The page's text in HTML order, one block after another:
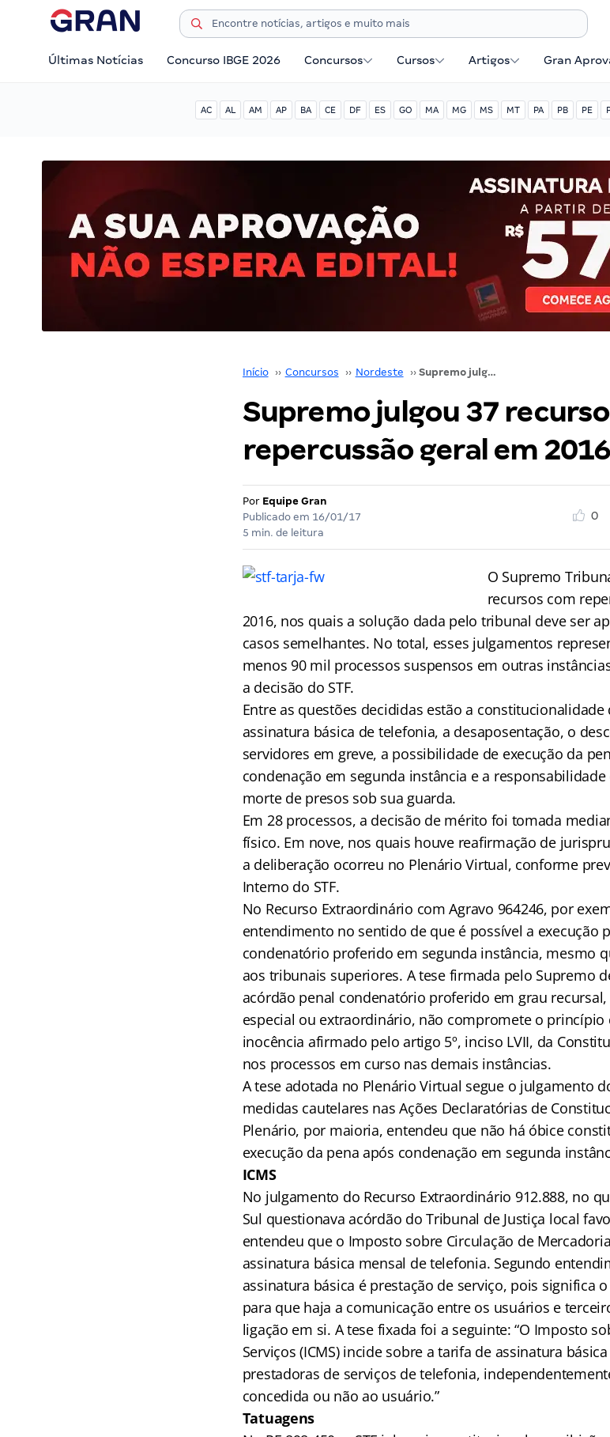
Últimas Notícias Concurso IBGE 2026 Concursos Cursos Artigos Gran
AC AL AM AP BA CE DF ES GO MA MG MS MT PA PB PE
Início ›› Concursos ›› Nordeste ›› Supremo julgou 37 recursos com repercussão geral em 2016
Supremo julgou 37
repercussão geral em 2016
Por Equipe Gran
Publicado em 16/01/17
5 min. de leitura
0
O Supremo
recursos com
2016, nos quais a solução dada pelo tribunal deve ser
casos semelhantes. No total, esses julgamentos
menos 90 mil processos suspensos em outras
a decisão do STF.
Entre as questões decididas estão a constitucionalidade
assinatura básica de telefonia, a desaposentação, o
servidores em greve, a possibilidade de execução da
condenação em segunda instância e a
morte de presos sob sua guarda.
Em 28 processos, a decisão de mérito foi tomada
físico. Em nove, nos quais houve reafirmação de
a deliberação ocorreu no Plenário Virtual, conforme
Interno do STF.
No Recurso Extraordinário com Agravo 964246, por
entendimento no sentido de que é possível a execução
condenatório proferido em segunda instância, mesmo
aos tribunais superiores. A tese firmada pelo Supremo
acórdão penal condenatório proferido em grau
especial ou extraordinário, não compromete o
inocência afirmado pelo artigo 5º, inciso LVII, da
nos processos em curso nas demais instâncias.
A tese adotada no Plenário Virtual segue o julgamento
medidas cautelares nas Ações Declaratórias de
Plenário, por maioria, entendeu que não há óbice
execução da pena após condenação em segunda
ICMS
No julgamento do Recurso Extraordinário 912.888, no
Sul questionava acórdão do Tribunal de Justiça local
entendeu que o Imposto sobre Circulação de
assinatura básica mensal de telefonia. Segundo
assinatura básica é prestação de serviço, pois significa
para que haja a comunicação entre os usuários e
ligação em si. A tese fixada foi a seguinte: “O Imposto
Serviços (ICMS) incide sobre a tarifa de assinatura
prestadoras de serviços de telefonia,
concedida ou não ao usuário.”
Tatuagens